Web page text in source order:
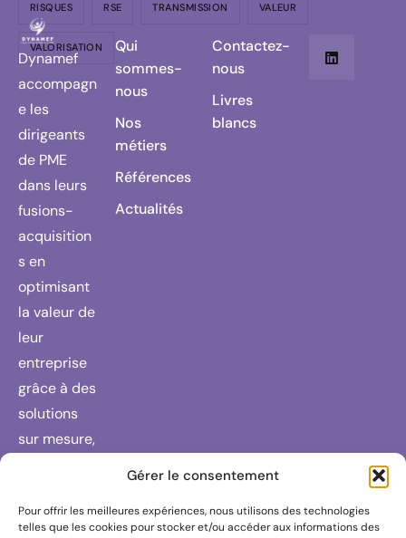
Gérer le consentement
Pour offrir les meilleures expériences, nous utilisons des technologies
telles que les cookies pour stocker et/ou accéder aux informations des
RISQUES RSE TRANSMISSION VALEUR
VALORISATION
Dynamef
accompagn
e les
dirigeants
de PME
dans leurs
fusions-
acquisition
s en
optimisant
la valeur de
leur
entreprise
grâce à des
solutions
sur mesure,
partenaires
Qui
sommes-
nous
Nos
métiers
Références
Actualités
Contactez-
nous
Livres
blancs